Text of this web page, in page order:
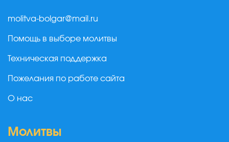
molitva-bolgar@mail.ru
Помощь в выборе молитвы
Техническая поддержка
Пожелания по работе сайта
О нас
Молитвы